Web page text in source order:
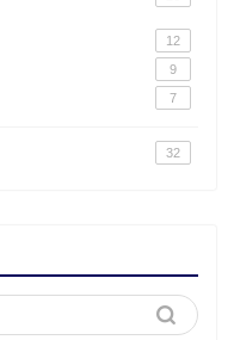
12
9
7
32